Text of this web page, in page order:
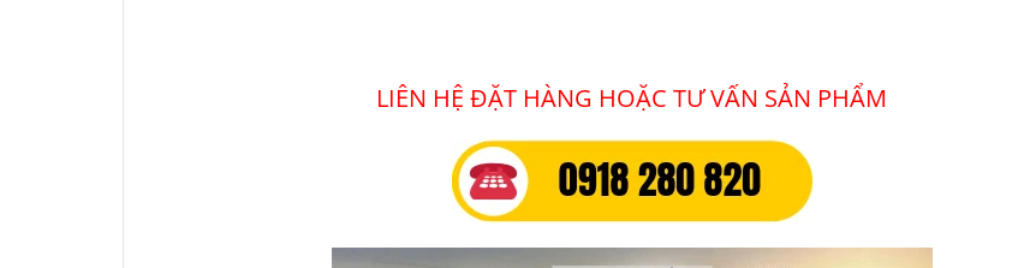
LIÊN HỆ ĐẶT HÀNG HOẶC TƯ VẤN SẢN PHẨM